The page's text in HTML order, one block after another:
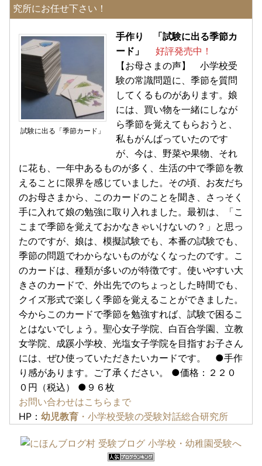
究所にお任せ下さい！
試験に出る「季節カード」
手作り 「試験に出る季節カ
ード」 好評発売中！
【お母さまの声】 小学校受
験の常識問題に、季節を質問
してくるものがあります。娘
には、買い物を一緒にしなが
ら季節を覚えてもらおうと、
私もがんばっていたのです
が、今は、野菜や果物、それ
に花も、一年中あるものが多く、生活の中で季節を教
えることに限界を感じていました。その頃、お友だち
のお母さまから、このカードのことを聞き、さっそく
手に入れて娘の勉強に取り入れました。最初は、「こ
こまで季節を覚えておかなきゃいけないの？」と思っ
たのですが、娘は、模擬試験でも、本番の試験でも、
季節の問題でわからないものがなくなったのです。こ
のカードは、種類が多いのが特徴です。使いやすい大
きさのカードで、外出先でのちょっとした時間でも、
クイズ形式で楽しく季節を覚えることができました。
今からこのカードで季節を勉強すれば、試験で困るこ
とはないでしょう。聖心女子学院、白百合学園、立教
女学院、成蹊小学校、光塩女子学院を目指すお子さん
には、ぜひ使っていただきたいカードです。 ●手作
り感があります。ご了承ください。 ●価格：２２０
０円（税込） ●９６枚
お問い合わせはこちらまで
HP： 幼児教育 ・小学校受験の受験対話総合研究所